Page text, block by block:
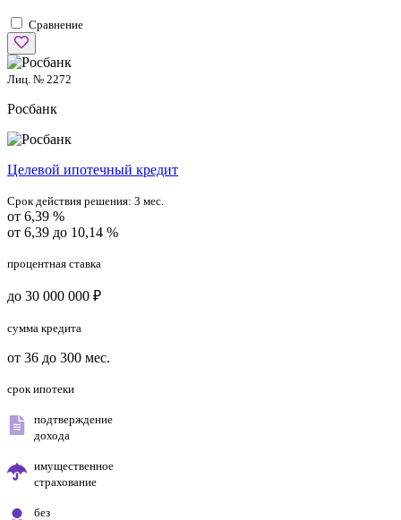
Сравнение
Лиц. № 2272
Росбанк
Целевой ипотечный кредит
Срок действия решения: 3 мес.
от 6,39 %
от 6,39 до 10,14 %
процентная ставка
до 30 000 000 ₽
сумма кредита
от 36 до 300 мес.
срок ипотеки
подтверждение
дохода
имущественное
страхование
без